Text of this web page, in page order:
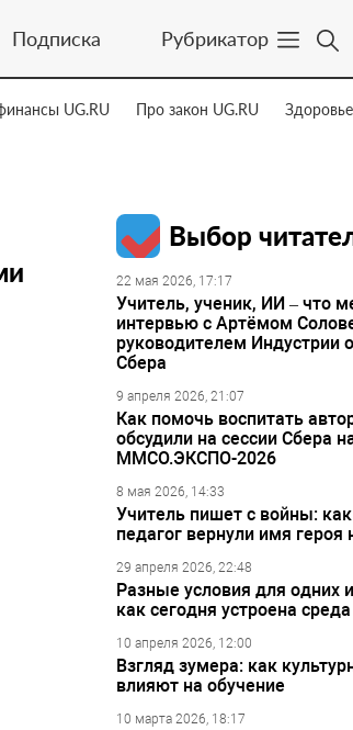
Подписка Рубрикатор
UG.RU Про закон UG.RU
Выбор
22 мая 2026, 17:17
Учитель, ученик, ИИ – что
интервью с Артёмом
руководителем Индустрии
Сбера
9 апреля 2026, 21:07
Как помочь воспитать
обсудили на сессии Сбера
ММСО.ЭКСПО-2026
8 мая 2026, 14:33
Учитель пишет с войны:
педагог вернули имя героя
29 апреля 2026, 22:48
Разные условия для одних
как сегодня устроена
10 апреля 2026, 12:00
Взгляд зумера: как
влияют на обучение
10 марта 2026, 18:17